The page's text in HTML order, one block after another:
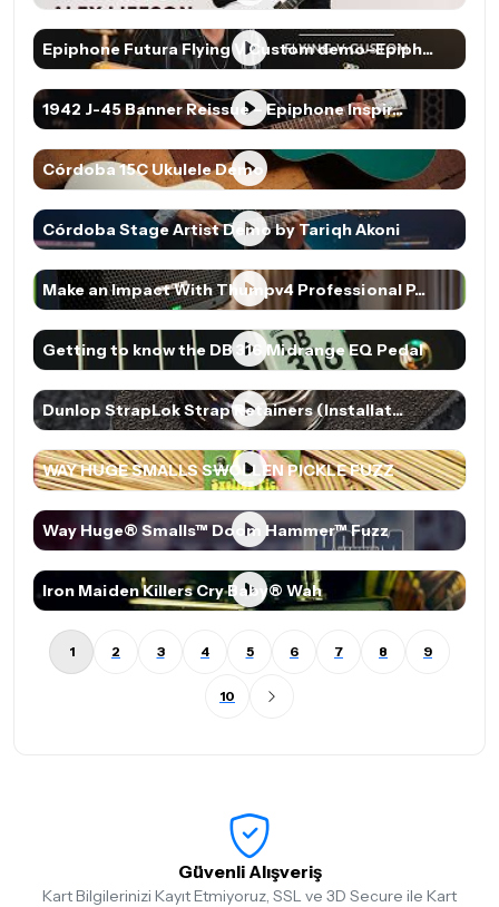
Epiphone Futura Flying V Custom demo–Epiph...
1942 J-45 Banner Reissue – Epiphone Inspir...
Córdoba 15C Ukulele Demo
Córdoba Stage Artist Demo by Tariqh Akoni
Make an Impact With Thumpv4 Professional P...
Getting to know the DB 316 Midrange EQ Pedal
Dunlop StrapLok Strap Retainers (Installat...
WAY HUGE SMALLS SWOLLEN PICKLE FUZZ
Way Huge® Smalls™ Doom Hammer™ Fuzz
Iron Maiden Killers Cry Baby® Wah
1 2 3 4 5 6 7 8 9
10
Güvenli Alışveriş
Kart Bilgilerinizi Kayıt Etmiyoruz, SSL ve 3D Secure ile Kart